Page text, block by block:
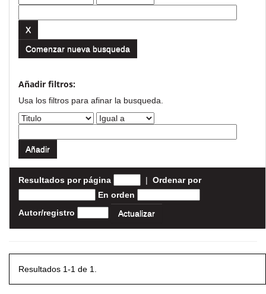
Comenzar nueva busqueda
Añadir filtros:
Usa los filtros para afinar la busqueda.
Resultados por página | Ordenar por
En orden
Autor/registro
Resultados 1-1 de 1.